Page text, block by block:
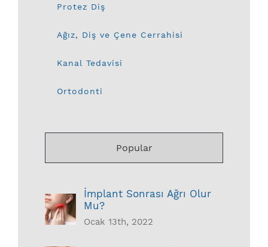
Protez Diş
Ağız, Diş ve Çene Cerrahisi
Kanal Tedavisi
Ortodonti
Popular
İmplant Sonrası Ağrı Olur
Mu?
Ocak 13th, 2022